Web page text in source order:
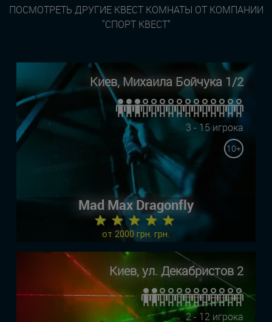
ПОСМОТРЕТЬ ДРУГИЕ КВЕСТ КОМНАТЫ ОТ КОМПАНИИ
"СПОРТ КВЕСТ"
Киев, Михаила Бойчука 1/2
3 - 15 игрока
10+
Mad Max Dragonfly
★ ★ ★ ★ ★
от 2000 грн. грн.
Киев, ул. Декабристов 2
2 - 12 игрока